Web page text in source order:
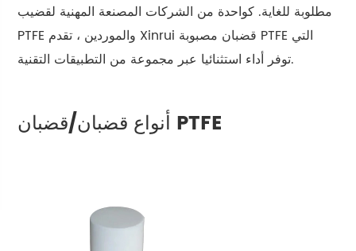
مطلوبة للغاية. كواحدة من الشركات المصنعة المهنية لقضيب
PTFE والموردين ، تقدم Xinrui قضبان مصبوبة PTFE التي
توفر أداء استثنائيا عبر مجموعة من التطبيقات التقنية.
أنواع قضبان/قضبان PTFE